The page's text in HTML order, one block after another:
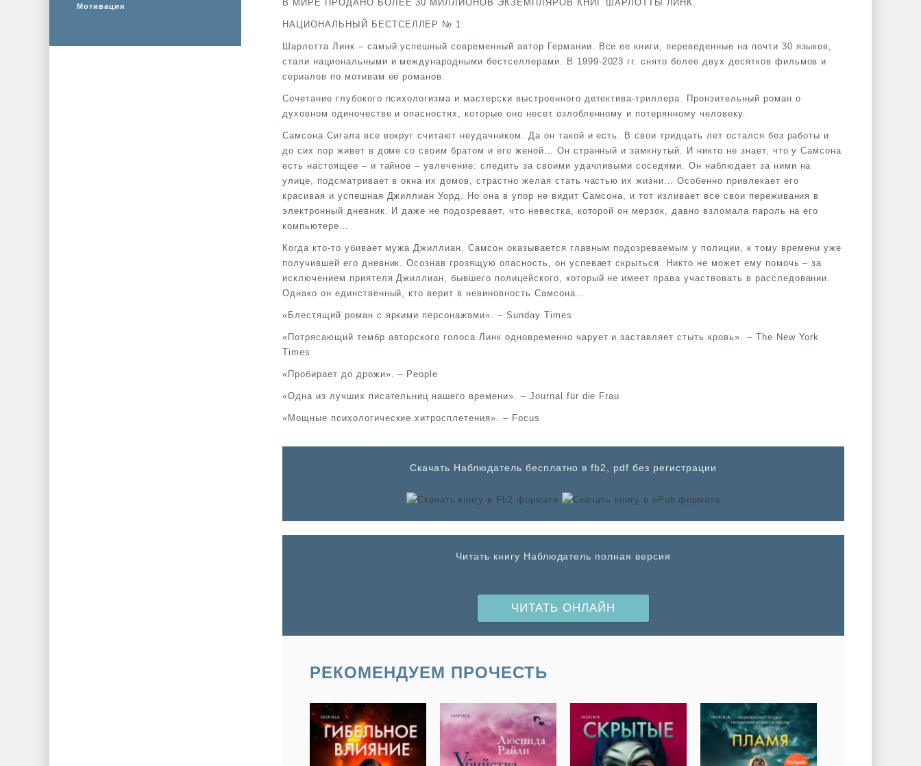
В МИРЕ ПРОДАНО БОЛЕЕ 30 МИЛЛИОНОВ ЭКЗЕМПЛЯРОВ КНИГ ШАРЛОТТЫ ЛИНК.
НАЦИОНАЛЬНЫЙ БЕСТСЕЛЛЕР № 1.
Шарлотта Линк – самый успешный современный автор Германии. Все ее книги, переведенные на почти 30 языков,
стали национальными и международными бестселлерами. В 1999-2023 гг. снято более двух десятков фильмов и
сериалов по мотивам ее романов.
Сочетание глубокого психологизма и мастерски выстроенного детектива-триллера. Пронзительный роман о
духовном одиночестве и опасностях, которые оно несет озлобленному и потерянному человеку.
Самсона Сигала все вокруг считают неудачником. Да он такой и есть. В свои тридцать лет остался без работы и
до сих пор живет в доме со своим братом и его женой… Он странный и замкнутый. И никто не знает, что у Самсона
есть настоящее – и тайное – увлечение: следить за своими удачливыми соседями. Он наблюдает за ними на
улице, подсматривает в окна их домов, страстно желая стать частью их жизни… Особенно привлекает его
красивая и успешная Джиллиан Уорд. Но она в упор не видит Самсона, и тот изливает все свои переживания в
электронный дневник. И даже не подозревает, что невестка, которой он мерзок, давно взломала пароль на его
компьютере…
Когда кто-то убивает мужа Джиллиан, Самсон оказывается главным подозреваемым у полиции, к тому времени уже
получившей его дневник. Осознав грозящую опасность, он успевает скрыться. Никто не может ему помочь – за
исключением приятеля Джиллиан, бывшего полицейского, который не имеет права участвовать в расследовании.
Однако он единственный, кто верит в невиновность Самсона…
«Блестящий роман с яркими персонажами». – Sunday Times
«Потрясающий тембр авторского голоса Линк одновременно чарует и заставляет стыть кровь». – The New York
Times
«Пробирает до дрожи». – People
«Одна из лучших писательниц нашего времени». – Journal für die Frau
«Мощные психологические хитросплетения». – Focus
Cкачать Наблюдатель бесплатно в fb2, pdf без регистрации
Читать книгу Наблюдатель полная версия
ЧИТАТЬ ОНЛАЙН
РЕКОМЕНДУЕМ ПРОЧЕСТЬ
Мотивация